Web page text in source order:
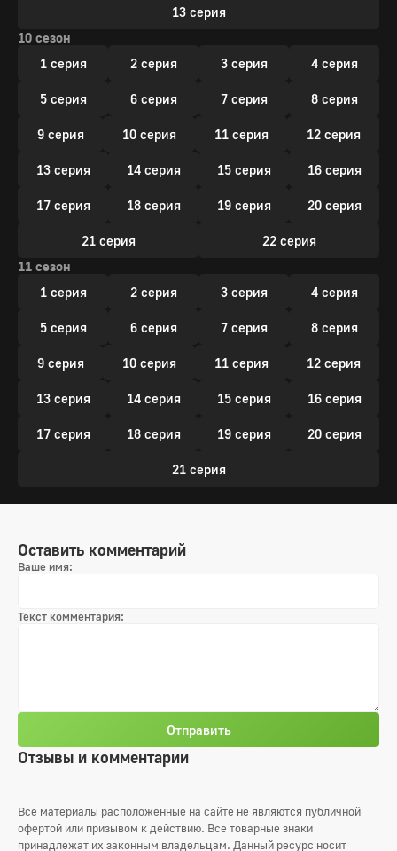
13 серия
10 сезон
1 серия
2 серия 3 серия 4 серия
5 серия 6 серия 7 серия 8 серия
9 серия 10 серия 11 серия 12 серия
13 серия 14 серия 15 серия 16 серия
17 серия 18 серия 19 серия 20 серия
21 серия
22 серия
11 сезон
1 серия
2 серия 3 серия 4 серия
5 серия 6 серия 7 серия 8 серия
9 серия 10 серия 11 серия 12 серия
13 серия 14 серия 15 серия 16 серия
17 серия 18 серия 19 серия 20 серия
21 серия
Отзывы и комментарии
Оставить комментарий
Ваше имя:
Текст комментария:
Отправить
Все материалы расположенные на сайте не являются публичной
офертой или призывом к действию. Все товарные знаки
принадлежат их законным владельцам. Данный ресурс носит